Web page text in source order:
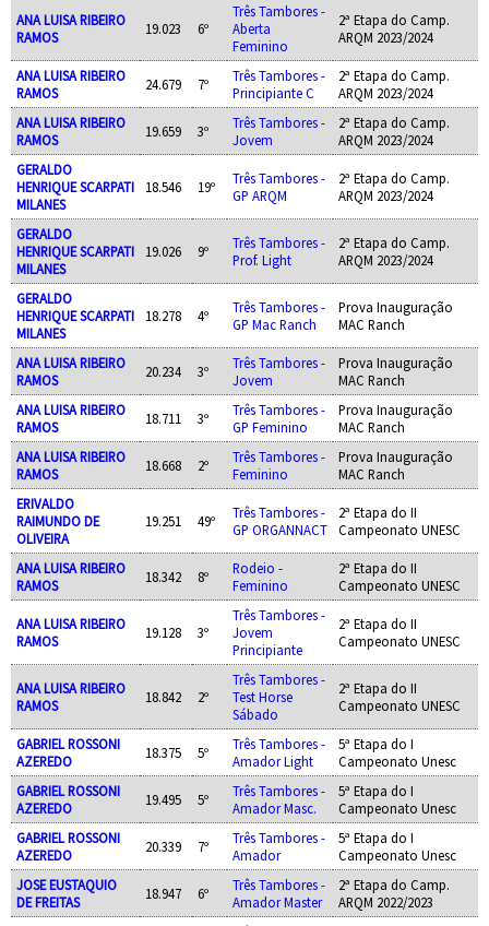
ANA LUISA RIBEIRO
RAMOS
19.023 6º
Três Tambores -
Aberta
Feminino
2ª Etapa do Camp.
ARQM 2023/2024
ANA LUISA RIBEIRO
RAMOS
24.679 7º
Três Tambores -
Principiante C
2ª Etapa do Camp.
ARQM 2023/2024
ANA LUISA RIBEIRO
RAMOS
19.659 3º
Três Tambores -
Jovem
2ª Etapa do Camp.
ARQM 2023/2024
GERALDO
HENRIQUE SCARPATI
MILANES
18.546 19º
Três Tambores -
GP ARQM
2ª Etapa do Camp.
ARQM 2023/2024
GERALDO
HENRIQUE SCARPATI
MILANES
19.026 9º
Três Tambores -
Prof. Light
2ª Etapa do Camp.
ARQM 2023/2024
GERALDO
HENRIQUE SCARPATI
MILANES
18.278 4º
Três Tambores -
GP Mac Ranch
Prova Inauguração
MAC Ranch
ANA LUISA RIBEIRO
RAMOS
20.234 3º
Três Tambores -
Jovem
Prova Inauguração
MAC Ranch
ANA LUISA RIBEIRO
RAMOS
18.711 3º
Três Tambores -
GP Feminino
Prova Inauguração
MAC Ranch
ANA LUISA RIBEIRO
RAMOS
18.668 2º
Três Tambores -
Feminino
Prova Inauguração
MAC Ranch
ERIVALDO
RAIMUNDO DE
OLIVEIRA
19.251 49º
Três Tambores -
GP ORGANNACT
2ª Etapa do II
Campeonato UNESC
ANA LUISA RIBEIRO
RAMOS
18.342 8º
Rodeio -
Feminino
2ª Etapa do II
Campeonato UNESC
ANA LUISA RIBEIRO
RAMOS
19.128 3º
Três Tambores -
Jovem
Principiante
2ª Etapa do II
Campeonato UNESC
ANA LUISA RIBEIRO
RAMOS
18.842 2º
Três Tambores -
Test Horse
Sábado
2ª Etapa do II
Campeonato UNESC
GABRIEL ROSSONI
AZEREDO
18.375 5º
Três Tambores -
Amador Light
5ª Etapa do I
Campeonato Unesc
GABRIEL ROSSONI
AZEREDO
19.495 5º
Três Tambores -
Amador Masc.
5ª Etapa do I
Campeonato Unesc
GABRIEL ROSSONI
AZEREDO
20.339 7º
Três Tambores -
Amador
5ª Etapa do I
Campeonato Unesc
JOSE EUSTAQUIO
DE FREITAS
18.947 6º
Três Tambores -
Amador Master
2ª Etapa do Camp.
ARQM 2022/2023